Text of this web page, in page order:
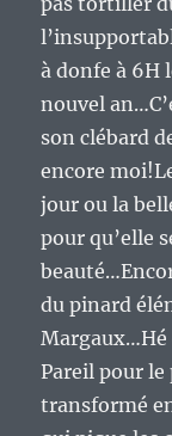
à donfe à 6H
nouvel
son clébard
encore
jour ou la
pour qu’elle
du pinard
Margaux…Hé
Pareil pour le
transformé